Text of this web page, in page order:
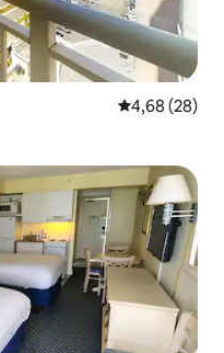
4,68 (28)